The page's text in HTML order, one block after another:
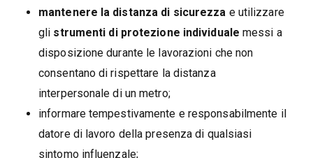
mantenere la distanza di sicurezza e utilizzare
gli strumenti di protezione individuale messi a
disposizione durante le lavorazioni che non
consentano di rispettare la distanza
interpersonale di un metro;
informare tempestivamente e responsabilmente il
datore di lavoro della presenza di qualsiasi
sintomo influenzale;